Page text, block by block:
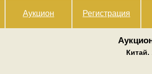
Аукцион Регистрация